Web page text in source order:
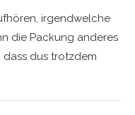
irgendwelche
die Packung anderes
dass dus trotzdem